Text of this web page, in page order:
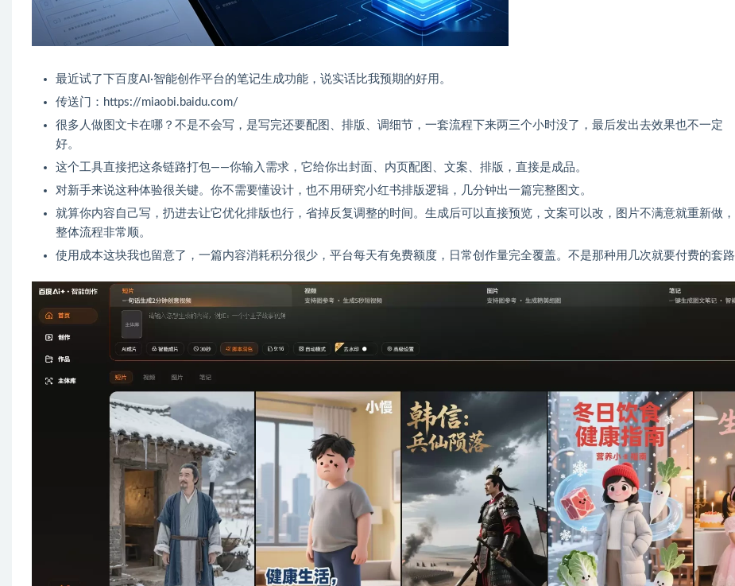
最近试了下百度AI·智能创作平台的笔记生成功能，说实话比我预期的好用。
传送门：https://miaobi.baidu.com/
很多人做图文卡在哪？不是不会写，是写完还要配图、排版、调细节，一套流程下来两三个小时没了，最后发出去效果也不一定
好。
这个工具直接把这条链路打包——你输入需求，它给你出封面、内页配图、文案、排版，直接是成品。
对新手来说这种体验很关键。你不需要懂设计，也不用研究小红书排版逻辑，几分钟出一篇完整图文。
就算你内容自己写，扔进去让它优化排版也行，省掉反复调整的时间。生成后可以直接预览，文案可以改，图片不满意就重新做，
整体流程非常顺。
使用成本这块我也留意了，一篇内容消耗积分很少，平台每天有免费额度，日常创作量完全覆盖。不是那种用几次就要付费的套路